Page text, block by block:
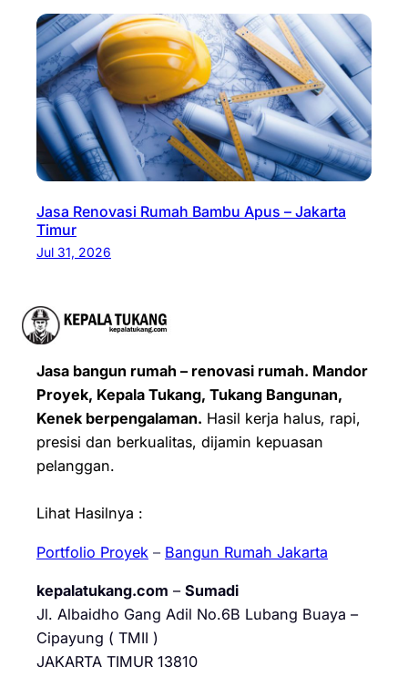
Jasa Renovasi Rumah Bambu Apus – Jakarta
Timur
Jul 31, 2026
Jasa bangun rumah – renovasi rumah. Mandor
Proyek, Kepala Tukang, Tukang Bangunan,
Kenek berpengalaman. Hasil kerja halus, rapi,
presisi dan berkualitas, dijamin kepuasan
pelanggan.
Lihat Hasilnya :
Portfolio Proyek – Bangun Rumah Jakarta
kepalatukang.com – Sumadi
Jl. Albaidho Gang Adil No.6B Lubang Buaya –
Cipayung ( TMII )
JAKARTA TIMUR 13810